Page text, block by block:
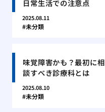
日常生活での注意点
2025.08.11
未分類
味覚障害かも？最初に相
談すべき診療科とは
2025.08.10
未分類